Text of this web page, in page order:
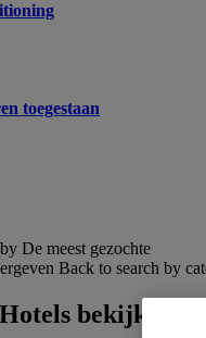
toegestaan
De meest gezochte
Back to search by
bekijken